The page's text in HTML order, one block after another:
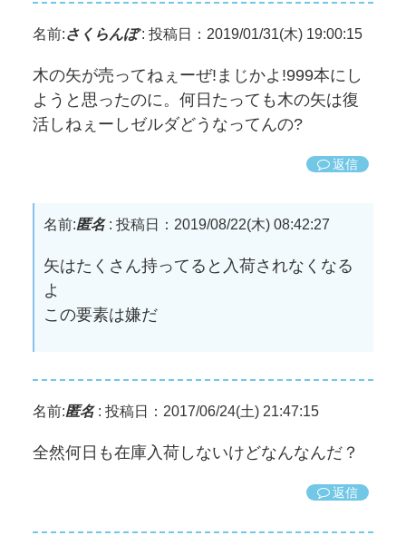
名前:さくらんぼ: 投稿日：2019/01/31(木) 19:00:15
木の矢が売ってねぇーぜ!まじかよ!999本にし
ようと思ったのに。何日たっても木の矢は復
活しねぇーしゼルダどうなってんの?
返信
名前:匿名: 投稿日：2019/08/22(木) 08:42:27
矢はたくさん持ってると入荷されなくなる
よ
この要素は嫌だ
名前:匿名: 投稿日：2017/06/24(土) 21:47:15
全然何日も在庫入荷しないけどなんなんだ？
返信